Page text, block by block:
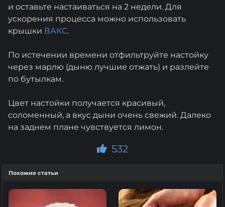
и оставьте настаиваться на 2 недели. Для
ускорения процесса можно использовать
крышки ВАКС.
По истечении времени отфильтруйте настойку
через марлю (дыню лучшие отжать) и разлейте
по бутылкам.
Цвет настойки получается красивый,
соломенный, а вкус дыни очень свежий. Далеко
на заднем плане чувствуется лимон.
532
Похожие статьи